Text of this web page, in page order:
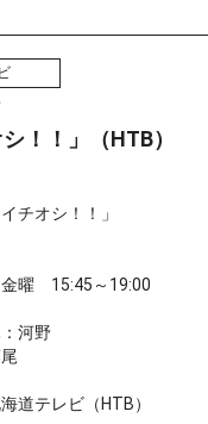
シ！！」（HTB）
チオシ！！」
金曜 15:45～19:00
河野
道テレビ（HTB）